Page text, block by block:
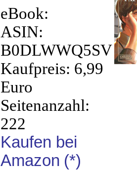
eBook:
ASIN:
B0DLWWQ5SV
Kaufpreis: 6,99
Euro
Seitenanzahl:
222
Kaufen bei
Amazon (*)